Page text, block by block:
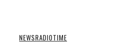
NEWSRADIOTIME